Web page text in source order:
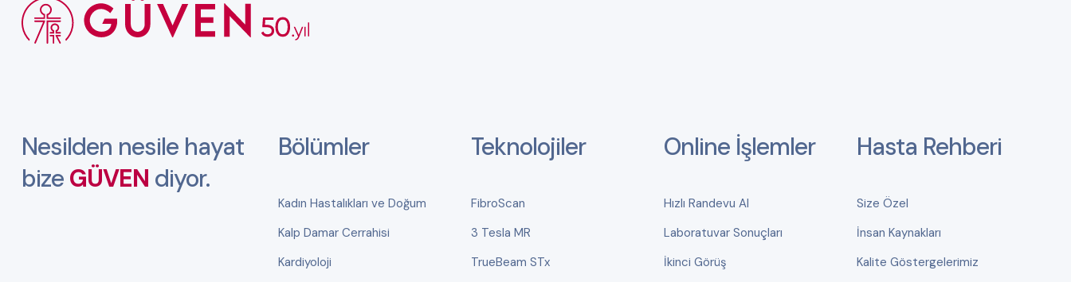
Nesilden nesile hayat
bize GÜVEN diyor.
Bölümler
Kadın Hastalıkları ve Doğum
Kalp Damar Cerrahisi
Kardiyoloji
Teknolojiler
FibroScan
3 Tesla MR
TrueBeam STx
Online İşlemler
Hızlı Randevu Al
Laboratuvar Sonuçları
İkinci Görüş
Hasta Rehberi
Size Özel
İnsan Kaynakları
Kalite Göstergelerimiz